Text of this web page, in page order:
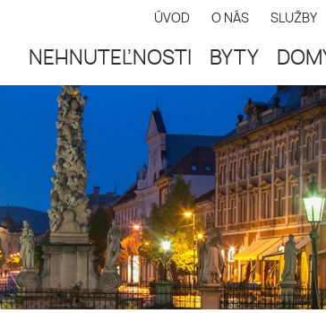
ÚVOD O NÁS SLUŽBY
NEHNUTEĽNOSTI BYTY